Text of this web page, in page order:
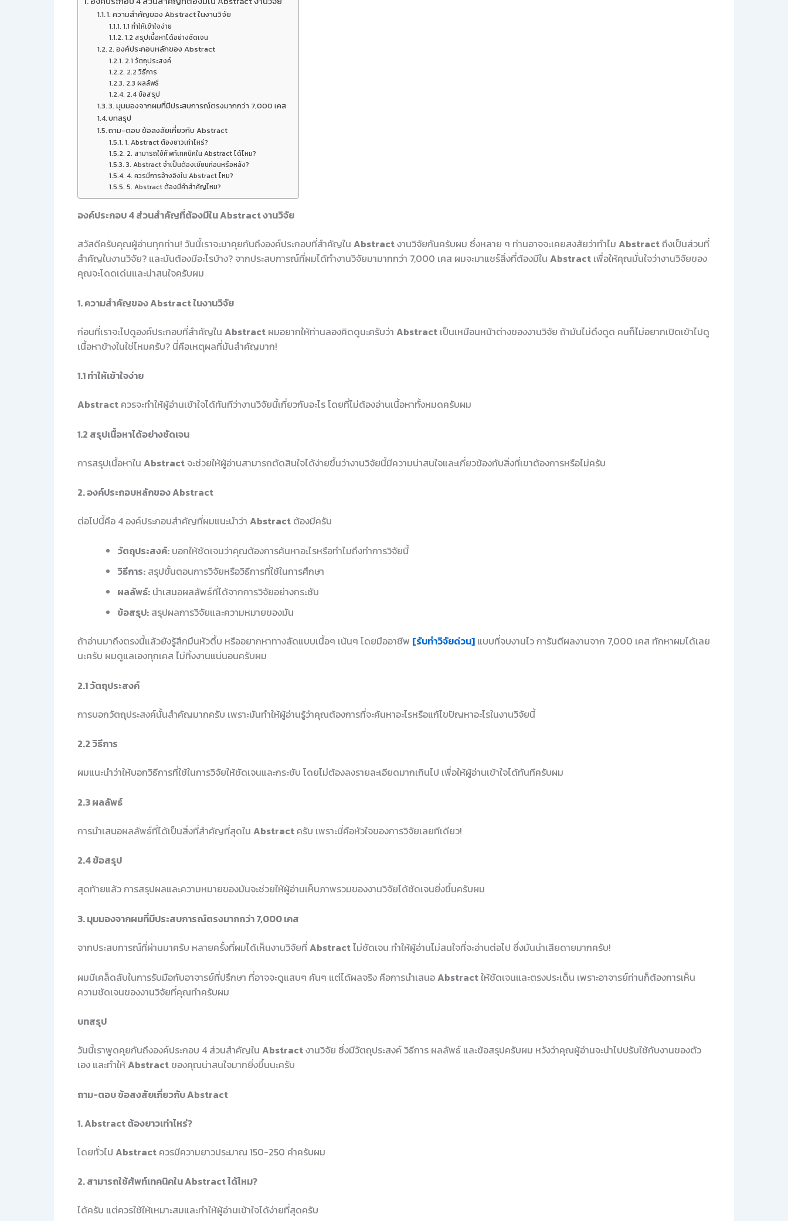
1. ความสำคัญของ Abstract ในงานวิจัย
1.1 ทำให้เข้าใจง่าย
1.2 สรุปเนื้อหาได้อย่างชัดเจน
2. องค์ประกอบหลักของ Abstract
2.1 วัตถุประสงค์
2.2 วิธีการ
2.3 ผลลัพธ์
2.4 ข้อสรุป
3. มุมมองจากผมที่มีประสบการณ์ตรงมากกว่า 7,000 เคส
บทสรุป
ถาม-ตอบ ข้อสงสัยเกี่ยวกับ Abstract
1. Abstract ต้องยาวเท่าไหร่?
2. สามารถใช้ศัพท์เทคนิคใน Abstract ได้ไหม?
3. Abstract จำเป็นต้องเขียนก่อนหรือหลัง?
4. ควรมีการอ้างอิงใน Abstract ไหม?
5. Abstract ต้องมีคำสำคัญไหม?
องค์ประกอบ 4 ส่วนสำคัญที่ต้องมีใน Abstract งานวิจัย
สวัสดีครับคุณผู้อ่านทุกท่าน! วันนี้เราจะมาคุยกันถึงองค์ประกอบที่สำคัญใน Abstractงานวิจัยกันครับผม ซึ่งหลาย ๆ ท่านอาจจะเคยสงสัยว่าทำไม Abstractถึงเป็นส่วนที่
สำคัญในงานวิจัย? และมันต้องมีอะไรบ้าง? จากประสบการณ์ที่ผมได้ทำงานวิจัยมามากกว่า 7,000 เคส ผมจะมาแชร์สิ่งที่ต้องมีใน Abstract เพื่อให้คุณมั่นใจว่างานวิจัยของ
คุณจะโดดเด่นและน่าสนใจครับผม
1. ความสำคัญของ Abstract ในงานวิจัย
ก่อนที่เราจะไปดูองค์ประกอบที่สำคัญใน Abstract ผมอยากให้ท่านลองคิดดูนะครับว่า Abstract เป็นเหมือนหน้าต่างของงานวิจัย ถ้ามันไม่ดึงดูด คนก็ไม่อยากเปิดเข้าไปดู
เนื้อหาข้างในใช่ไหมครับ? นี่คือเหตุผลที่มันสำคัญมาก!
1.1 ทำให้เข้าใจง่าย
Abstract ควรจะทำให้ผู้อ่านเข้าใจได้ทันทีว่างานวิจัยนี้เกี่ยวกับอะไร โดยที่ไม่ต้องอ่านเนื้อหาทั้งหมดครับผม
1.2 สรุปเนื้อหาได้อย่างชัดเจน
การสรุปเนื้อหาใน Abstract จะช่วยให้ผู้อ่านสามารถตัดสินใจได้ง่ายขึ้นว่างานวิจัยนี้มีความน่าสนใจและเกี่ยวข้องกับสิ่งที่เขาต้องการหรือไม่ครับ
2. องค์ประกอบหลักของ Abstract
ต่อไปนี้คือ 4 องค์ประกอบสำคัญที่ผมแนะนำว่า Abstract ต้องมีครับ
วัตถุประสงค์: บอกให้ชัดเจนว่าคุณต้องการค้นหาอะไรหรือทำไมถึงทำการวิจัยนี้
วิธีการ: สรุปขั้นตอนการวิจัยหรือวิธีการที่ใช้ในการศึกษา
ผลลัพธ์: นำเสนอผลลัพธ์ที่ได้จากการวิจัยอย่างกระชับ
ข้อสรุป: สรุปผลการวิจัยและความหมายของมัน
ถ้าอ่านมาถึงตรงนี้แล้วยังรู้สึกมึนหัวตึ้บ หรืออยากหาทางลัดแบบเนื้อๆ เน้นๆ โดยมืออาชีพ [รับทำวิจัยด่วน] แบบที่จบงานไว การันตีผลงานจาก 7,000 เคส ทักหาผมได้เลย
นะครับ ผมดูแลเองทุกเคส ไม่ทิ้งงานแน่นอนครับผม
2.1 วัตถุประสงค์
การบอกวัตถุประสงค์นั้นสำคัญมากครับ เพราะมันทำให้ผู้อ่านรู้ว่าคุณต้องการที่จะค้นหาอะไรหรือแก้ไขปัญหาอะไรในงานวิจัยนี้
2.2 วิธีการ
ผมแนะนำว่าให้บอกวิธีการที่ใช้ในการวิจัยให้ชัดเจนและกระชับ โดยไม่ต้องลงรายละเอียดมากเกินไป เพื่อให้ผู้อ่านเข้าใจได้ทันทีครับผม
2.3 ผลลัพธ์
การนำเสนอผลลัพธ์ที่ได้เป็นสิ่งที่สำคัญที่สุดใน Abstract ครับ เพราะนี่คือหัวใจของการวิจัยเลยทีเดียว!
2.4 ข้อสรุป
สุดท้ายแล้ว การสรุปผลและความหมายของมันจะช่วยให้ผู้อ่านเห็นภาพรวมของงานวิจัยได้ชัดเจนยิ่งขึ้นครับผม
3. มุมมองจากผมที่มีประสบการณ์ตรงมากกว่า 7,000 เคส
จากประสบการณ์ที่ผ่านมาครับ หลายครั้งที่ผมได้เห็นงานวิจัยที่Abstractไม่ชัดเจน ทำให้ผู้อ่านไม่สนใจที่จะอ่านต่อไป ซึ่งมันน่าเสียดายมากครับ!
ผมมีเคล็ดลับในการรับมือกับอาจารย์ที่ปรึกษา ที่อาจจะดูแสบๆ คันๆ แต่ได้ผลจริง คือการนำเสนอAbstractให้ชัดเจนและตรงประเด็น เพราะอาจารย์ท่านก็ต้องการเห็น
ความชัดเจนของงานวิจัยที่คุณทำครับผม
บทสรุป
วันนี้เราพูดคุยกันถึงองค์ประกอบ 4 ส่วนสำคัญใน Abstractงานวิจัย ซึ่งมีวัตถุประสงค์ วิธีการ ผลลัพธ์ และข้อสรุปครับผม หวังว่าคุณผู้อ่านจะนำไปปรับใช้กับงานของตัว
เอง และทำให้Abstract ของคุณน่าสนใจมากยิ่งขึ้นนะครับ
ถาม-ตอบ ข้อสงสัยเกี่ยวกับ Abstract
1.Abstract ต้องยาวเท่าไหร่?
โดยทั่วไป Abstract ควรมีความยาวประมาณ 150-250 คำครับผม
2.สามารถใช้ศัพท์เทคนิคใน Abstract ได้ไหม?
ได้ครับ แต่ควรใช้ให้เหมาะสมและทำให้ผู้อ่านเข้าใจได้ง่ายที่สุดครับ